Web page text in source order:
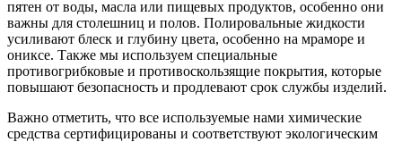
пятен от воды, масла или пищевых продуктов, особенно они
важны для столешниц и полов. Полировальные жидкости
усиливают блеск и глубину цвета, особенно на мраморе и
ониксе. Также мы используем специальные
противогрибковые и противоскользящие покрытия, которые
повышают безопасность и продлевают срок службы изделий.
Важно отметить, что все используемые нами химические
средства сертифицированы и соответствуют экологическим